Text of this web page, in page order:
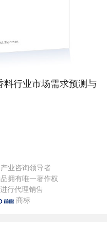
料行业市场需求预测与
业咨询领导者
拥有唯一著作权
代理销售
商标